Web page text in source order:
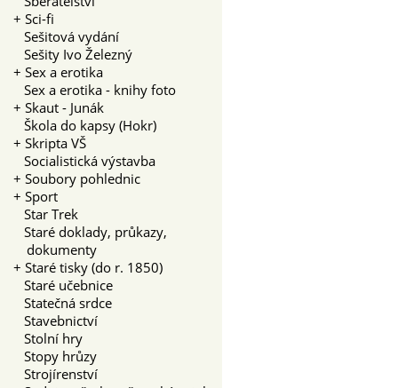
+ Sci-fi
Sešitová vydání
Sešity Ivo Železný
+ Sex a erotika
Sex a erotika - knihy foto
+ Skaut - Junák
Škola do kapsy (Hokr)
+ Skripta VŠ
Socialistická výstavba
+ Soubory pohlednic
+ Sport
Star Trek
Staré doklady, průkazy,
dokumenty
+ Staré tisky (do r. 1850)
Staré učebnice
Statečná srdce
Stavebnictví
Stolní hry
Stopy hrůzy
Strojírenství